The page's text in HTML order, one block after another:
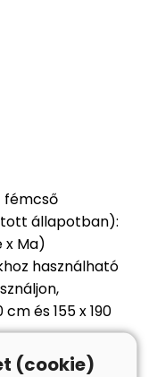
fémcső
állapotban):
x Ma)
használható
és 155 x 190
gyermekek
(cookie)